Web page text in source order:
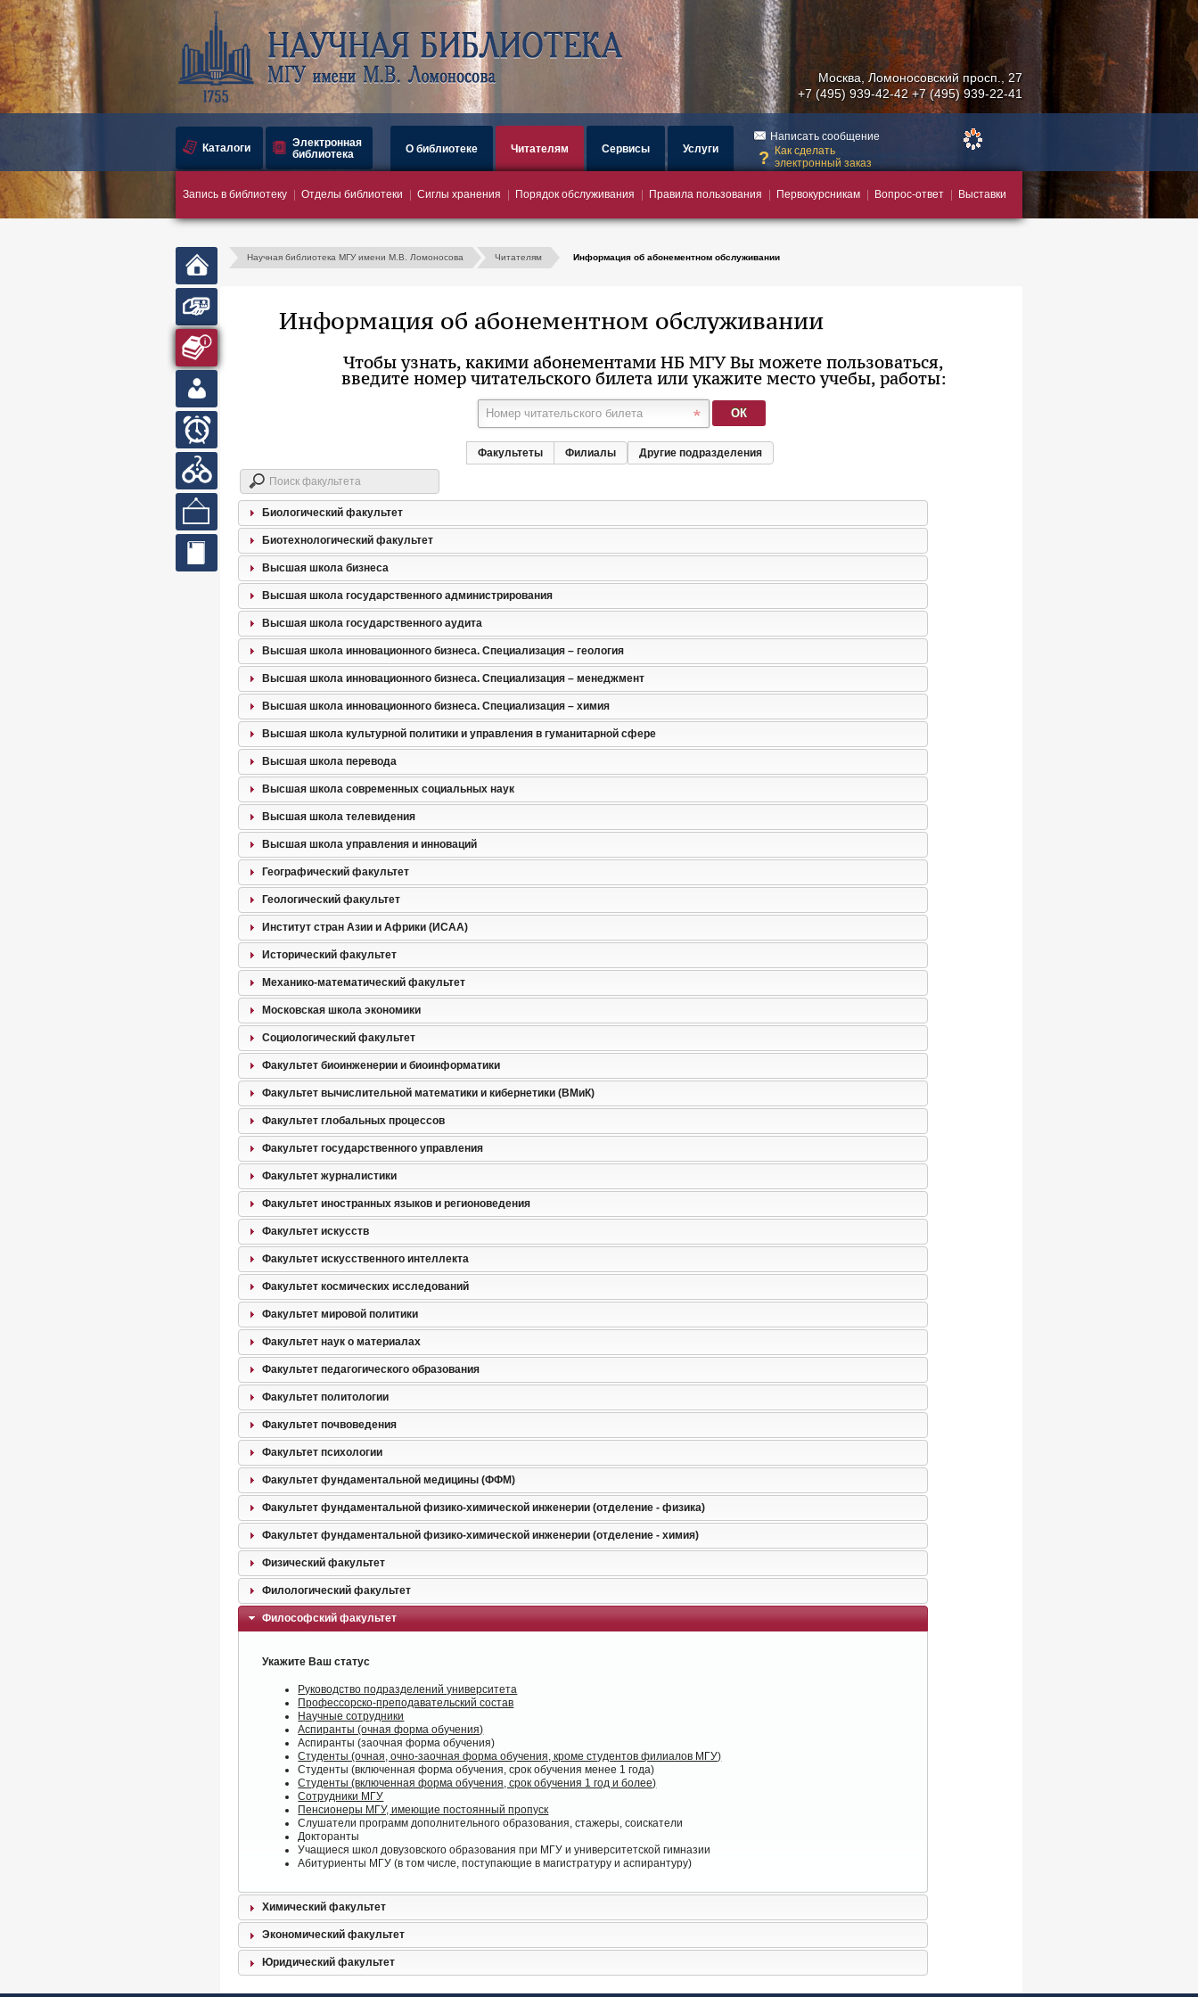
Москва ,Ломоносовский просп., 27
+7 (495) 939-42-42 +7 (495) 939-22-41
Главная
Вопросы
и ответы
Выставки
Сайты
библиотек
Написать сообщение
Как сделать
электронный заказ
загрузка
Каталоги
Электронная
библиотека
О библиотеке Читателям
Запись в библиотеку Отделы библиотеки Сиглы хранения Порядок обслуживания Правила пользования Первокурсникам Вопрос-ответ Выставки
Сервисы Услуги
Научная библиотека МГУ имени М.В. Ломоносова Читателям Информация об абонементном обслуживании
Информация об абонементном обслуживании
Чтобы узнать, какими абонементами НБ МГУ Вы можете пользоваться,
введите номер читательского билета или укажите место учебы, работы:
ОК
Факультеты Филиалы Другие подразделения
Биологический факультет
Биотехнологический факультет
Высшая школа бизнеса
Высшая школа государственного администрирования
Высшая школа государственного аудита
Высшая школа инновационного бизнеса. Специализация – геология
Высшая школа инновационного бизнеса. Специализация – менеджмент
Высшая школа инновационного бизнеса. Специализация – химия
Высшая школа культурной политики и управления в гуманитарной сфере
Высшая школа перевода
Высшая школа современных социальных наук
Высшая школа телевидения
Высшая школа управления и инноваций
Географический факультет
Геологический факультет
Институт стран Азии и Африки (ИСАА)
Исторический факультет
Механико-математический факультет
Московская школа экономики
Социологический факультет
Факультет биоинженерии и биоинформатики
Факультет вычислительной математики и кибернетики (ВМиК)
Факультет глобальных процессов
Факультет государственного управления
Факультет журналистики
Факультет иностранных языков и регионоведения
Факультет искусств
Факультет искусственного интеллекта
Факультет космических исследований
Факультет мировой политики
Факультет наук о материалах
Факультет педагогического образования
Факультет политологии
Факультет почвоведения
Факультет психологии
Факультет фундаментальной медицины (ФФМ)
Факультет фундаментальной физико-химической инженерии (отделение - физика)
Факультет фундаментальной физико-химической инженерии (отделение - химия)
Физический факультет
Филологический факультет
Философский факультет
Укажите Ваш статус
Руководство подразделений университета
Профессорско-преподавательский состав
Научные сотрудники
Аспиранты (очная форма обучения)
Аспиранты (заочная форма обучения)
Студенты (очная, очно-заочная форма обучения, кроме студентов филиалов МГУ)
Студенты (включенная форма обучения, срок обучения менее 1 года)
Студенты (включенная форма обучения, срок обучения 1 год и более)
Сотрудники МГУ
Пенсионеры МГУ, имеющие постоянный пропуск
Слушатели программ дополнительного образования, стажеры, соискатели
Докторанты
Учащиеся школ довузовского образования при МГУ и университетской гимназии
Абитуриенты МГУ (в том числе, поступающие в магистратуру и аспирантуру)
Химический факультет
Экономический факультет
Юридический факультет